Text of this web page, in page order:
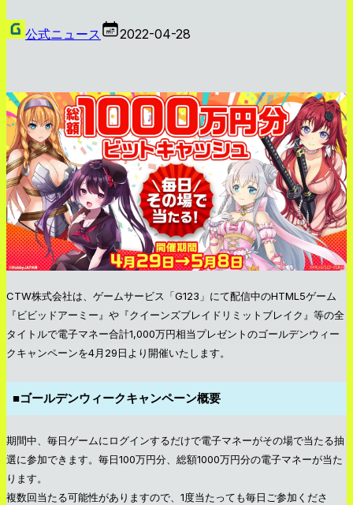
公式ニュース 2022-04-28
CTW株式会社は、ゲームサービス「G123」にて配信中のHTML5ゲーム
『ビビッドアーミー』や『クイーンズブレイドリミットブレイク』等の全
タイトルで電子マネー合計1,000万円相当プレゼントのゴールデンウィー
クキャンペーンを4月29日より開催いたします。
■ゴールデンウィークキャンペーン概要
期間中、毎日ゲームにログインするだけで電子マネーがその場で当たる抽
選に参加できます。毎日100万円分、総額1000万円分の電子マネーが当た
ります。
複数回当たる可能性がありますので、1度当たっても毎日ご参加くださ